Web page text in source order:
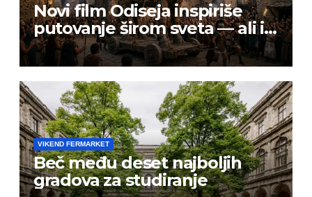
Novi film Odiseja inspiriše
putovanje širom sveta — ali i
prevarante
VIKEND FERMARKET
Beč među deset najboljih
gradova za studiranje